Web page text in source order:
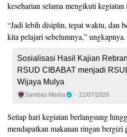
keseharian selama mengikuti kegiatan
“Jadi lebih disiplin, tepat waktu, dan
kita pelajari sebelumnya,” ungkapnya.
Sosialisasi Hasil Kajian
RSUD CIBABAT menjadi
Wijaya Mulya
Sambas Media 21/07/2026
Setiap hari kegiatan berlangsung
mendapatkan makanan ringan bergizi